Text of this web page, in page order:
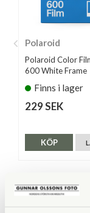
Polaroid
Polaroid Color
600 White Frame
Finns i lager
229 SEK
KÖP